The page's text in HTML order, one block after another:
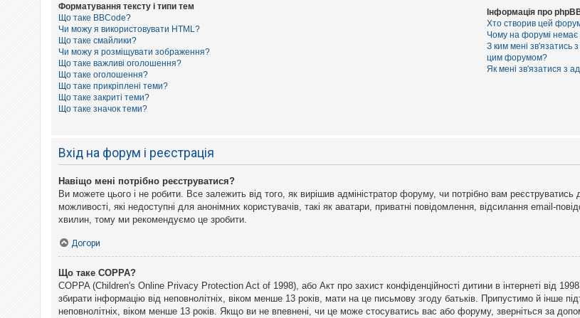
Форматування тексту і типи тем
Що таке BBCode?
Чи можу я використовувати HTML?
Що таке смайлики?
Чи можу я розміщувати зображення?
Що таке важливі оголошення?
Що таке оголошення?
Що таке прикріплені теми?
Що таке закриті теми?
Що таке значок теми?
Інформація про
Хто створив цей
Чому на форумі немає
З ким мені зв'язатись
цим форумом?
Як мені зв'язатися з
Вхід на форум і реєстрація
Навіщо мені потрібно реєструватися?
Ви можете цього і не робити. Все залежить від того, як вирішив адміністратор форуму, чи потрібно вам
можливості, які недоступні для анонімних користувачів, такі як аватари, приватні повідомлення, відсилання email-
хвилин, тому ми рекомендуємо це зробити.
Догори
Що таке COPPA?
COPPA (Children's Online Privacy Protection Act of 1998), або Акт про захист конфіденційності дитини в інтернеті від
збирати інформацію від неповнолітніх, віком менше 13 років, мати на це письмову згоду батьків. Припустимо й інше
неповнолітніх, віком менше 13 років. Якщо ви не впевнені, чи це може стосуватись вас або форуму, зверніться за